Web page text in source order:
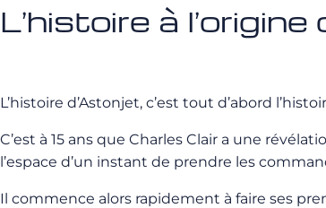
L’histoire à
L’histoire d’Astonjet, c’est tout d’abord
C’est à 15 ans que Charles Clair a une
l’espace d’un instant de prendre les
Il commence alors rapidement à faire ses